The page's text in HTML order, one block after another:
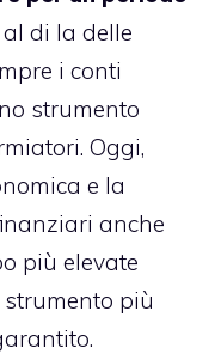
di la delle
i conti
strumento
Oggi,
e la
anche
più elevate
strumento più